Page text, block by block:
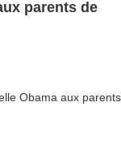
parents de